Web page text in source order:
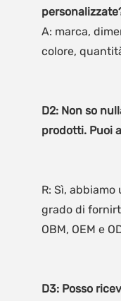
A: marca,
D2: Non so
R: Sì,
grado di
D3: Posso